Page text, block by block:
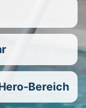
Bereich